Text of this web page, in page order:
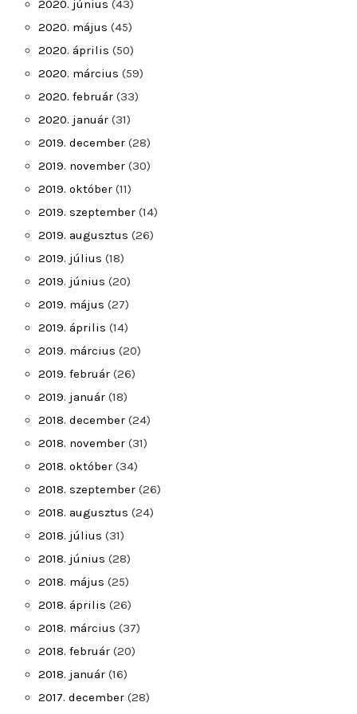
2020. június (43)
2020. május (45)
2020. április (50)
2020. március (59)
2020. február (33)
2020. január (31)
2019. december (28)
2019. november (30)
2019. október (11)
2019. szeptember (14)
2019. augusztus (26)
2019. július (18)
2019. június (20)
2019. május (27)
2019. április (14)
2019. március (20)
2019. február (26)
2019. január (18)
2018. december (24)
2018. november (31)
2018. október (34)
2018. szeptember (26)
2018. augusztus (24)
2018. július (31)
2018. június (28)
2018. május (25)
2018. április (26)
2018. március (37)
2018. február (20)
2018. január (16)
2017. december (28)